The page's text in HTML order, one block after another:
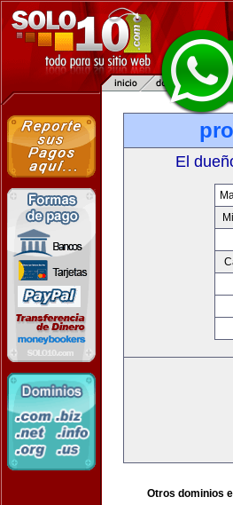
El
Otros dominios